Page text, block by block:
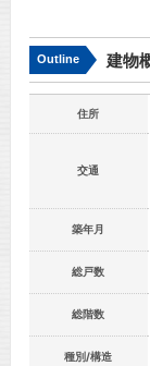
Outline 建物
住所
交通
築年月
総戸数
総階数
種別/構造